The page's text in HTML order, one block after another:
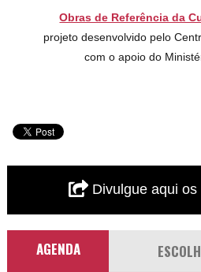
Obras de Referência da
projeto desenvolvido pelo
com o apoio do
Divulgue aqui os
AGENDA